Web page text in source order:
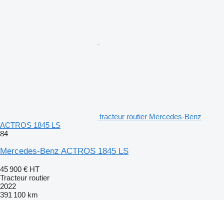
tracteur routier Mercedes-Benz
ACTROS 1845 LS
84
Mercedes-Benz ACTROS 1845 LS
45 900 € HT
Tracteur routier
2022
391 100 km